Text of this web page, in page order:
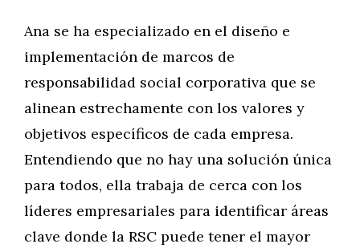
Ana se ha especializado en el diseño e
implementación de marcos de
responsabilidad social corporativa que se
alinean estrechamente con los valores y
objetivos específicos de cada empresa.
Entendiendo que no hay una solución única
para todos, ella trabaja de cerca con los
líderes empresariales para identificar áreas
clave donde la RSC puede tener el mayor